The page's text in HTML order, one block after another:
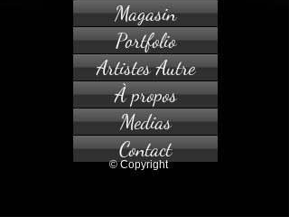
Magasin
Portfolio
Artistes Autre
À propos
Medias
Contact
© Copyright